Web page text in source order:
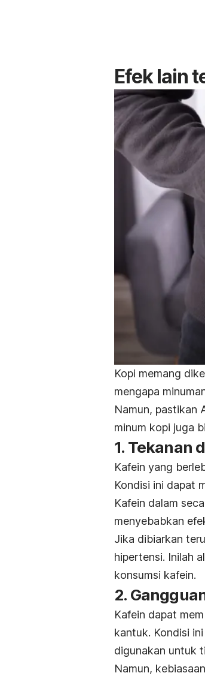
Efek lain
Kopi memang
mengapa
Namun, pastikan
minum kopi juga
1. Tekanan
Kafein yang
Kondisi ini dapat
Kafein dalam
menyebabkan
Jika dibiarkan
hipertensi. Inilah
konsumsi kafein.
2.
Kafein dapat
kantuk. Kondisi
digunakan untuk
Namun,